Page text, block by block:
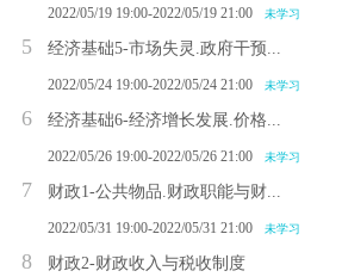
2022/05/19 19:00-2022/05/19 21:00 未学习
5 经济基础5-市场失灵.政府干预...
2022/05/24 19:00-2022/05/24 21:00 未学习
6 经济基础6-经济增长发展.价格...
2022/05/26 19:00-2022/05/26 21:00 未学习
7 财政1-公共物品.财政职能与财...
2022/05/31 19:00-2022/05/31 21:00 未学习
8 财政2-财政收入与税收制度